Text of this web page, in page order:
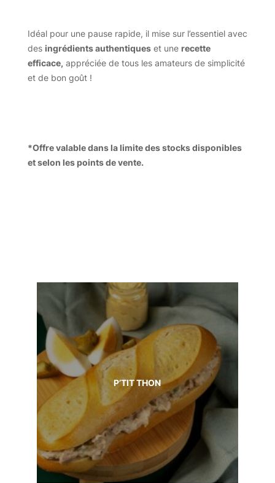
Idéal pour une pause rapide, il mise sur l’essentiel avec
des ingrédients authentiqueset une recette
efficace, appréciée de tous les amateurs de simplicité
et de bon goût !
*Offre valable dans la limite des stocks disponibles
et selon les points de vente.
P’TIT THON